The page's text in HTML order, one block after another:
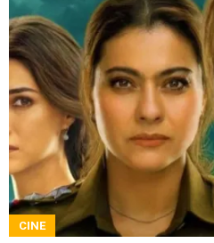
CINE